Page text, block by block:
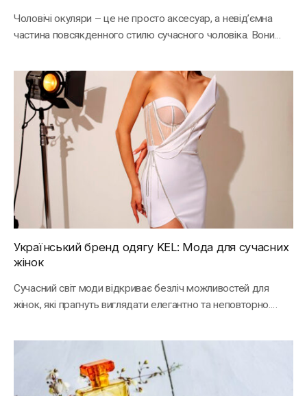
Чоловічі окуляри – це не просто аксесуар, а невід’ємна
частина повсякденного стилю сучасного чоловіка. Вони…
Український бренд одягу KEL: Мода для сучасних
жінок
Сучасний світ моди відкриває безліч можливостей для
жінок, які прагнуть виглядати елегантно та неповторно.